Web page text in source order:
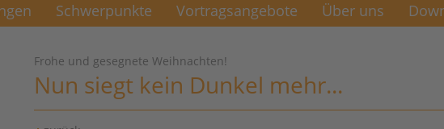
Schwerpunkte Vortragsangebote Über uns
Frohe und gesegnete Weihnachten!
Nun siegt kein Dunkel mehr...